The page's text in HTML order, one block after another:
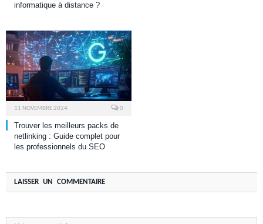
informatique à distance ?
11 NOVEMBRE 2024 0
Trouver les meilleurs packs de
netlinking : Guide complet pour
les professionnels du SEO
LAISSER UN COMMENTAIRE